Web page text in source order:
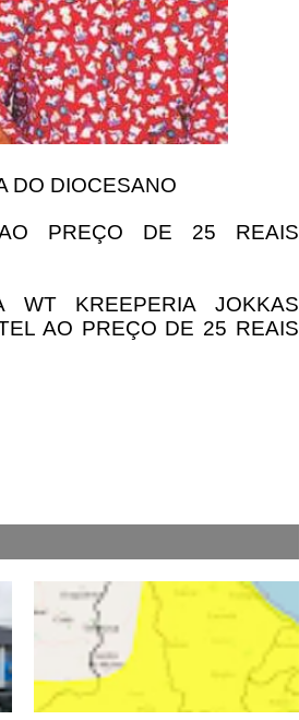
DO DIOCESANO
PREÇO DE 25 REAIS
KREEPERIA JOKKAS
AO PREÇO DE 25 REAIS